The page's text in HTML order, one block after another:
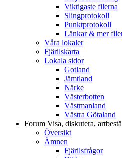
Viktigaste filerna
Slingprotokoll
Punktprotokoll
Länkar & mer
Våra lokaler
Fjärilskarta
Lokala sidor
Gotland
Jämtland
Närke
Västerbotten
Västmanland
Västra Götaland
Forum Visa, diskutera,
Översikt
Ämnen
Fjärilsfrågor